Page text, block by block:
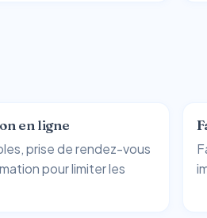
en ligne
prise de rendez-vous
pour limiter les